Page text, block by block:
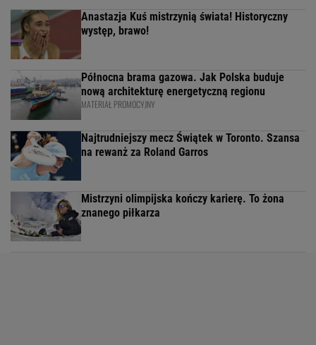
Anastazja Kuś mistrzynią świata! Historyczny
występ, brawo!
Północna brama gazowa. Jak Polska buduje
nową architekturę energetyczną regionu
MATERIAŁ PROMOCYJNY
Najtrudniejszy mecz Świątek w Toronto. Szansa
na rewanż za Roland Garros
Mistrzyni olimpijska kończy karierę. To żona
znanego piłkarza